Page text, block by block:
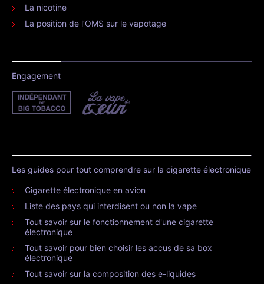
La nicotine
La position de l’OMS sur le vapotage
Engagement
Les guides pour tout comprendre sur la cigarette électronique
Cigarette électronique en avion
Liste des pays qui interdisent ou non la vape
Tout savoir sur le fonctionnement d'une cigarette
électronique
Tout savoir pour bien choisir les accus de sa box
électronique
Tout savoir sur la composition des e-liquides